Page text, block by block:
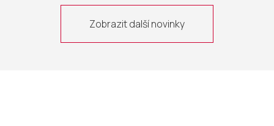
Zobrazit další novinky